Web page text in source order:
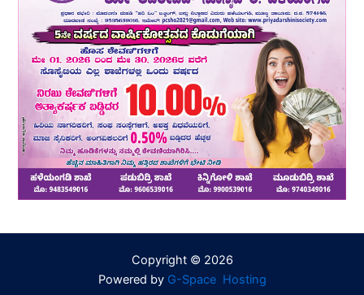
Copyright © 2026
Powered by G-Space Hosting